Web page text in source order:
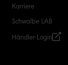
Karriere
Schwalbe LAB
Händler-Login